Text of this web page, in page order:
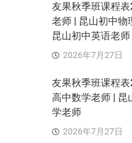
友果秋季班课程
老师 | 昆山初中物
昆山初中英语老师
2026年7月27日
友果秋季班课程
高中数学老师 | 昆
学老师
2026年7月27日